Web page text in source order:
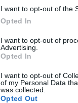
I want to opt-out of the
Opted In
I want to opt-out of
Advertising.
Opted In
I want to opt-out of
of my Personal Data
was collected.
Opted Out